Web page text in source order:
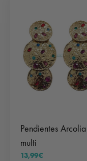
Pendientes Arcolia
multi
13,99€